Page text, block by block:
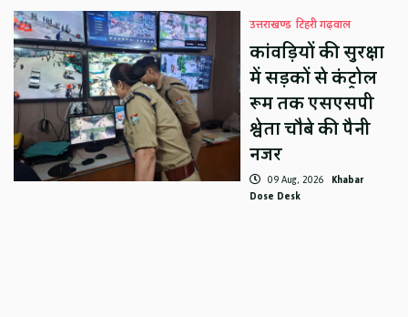
उत्तराखण्ड टिहरी गढ़वाल
कांवड़ियों की सुरक्षा
में सड़कों से कंट्रोल
रूम तक एसएसपी
श्वेता चौबे की पैनी
नजर
09 Aug, 2026 Khabar
Dose Desk